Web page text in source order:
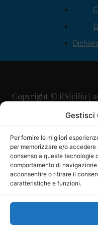
Gestisci
Per fornire le migliori
per memorizzare e/o
consenso a queste tecnologie
comportamento di
acconsentire o ritirare il
caratteristiche e funzioni.
Copyright © ilSicilia |
Direttore
Direttore